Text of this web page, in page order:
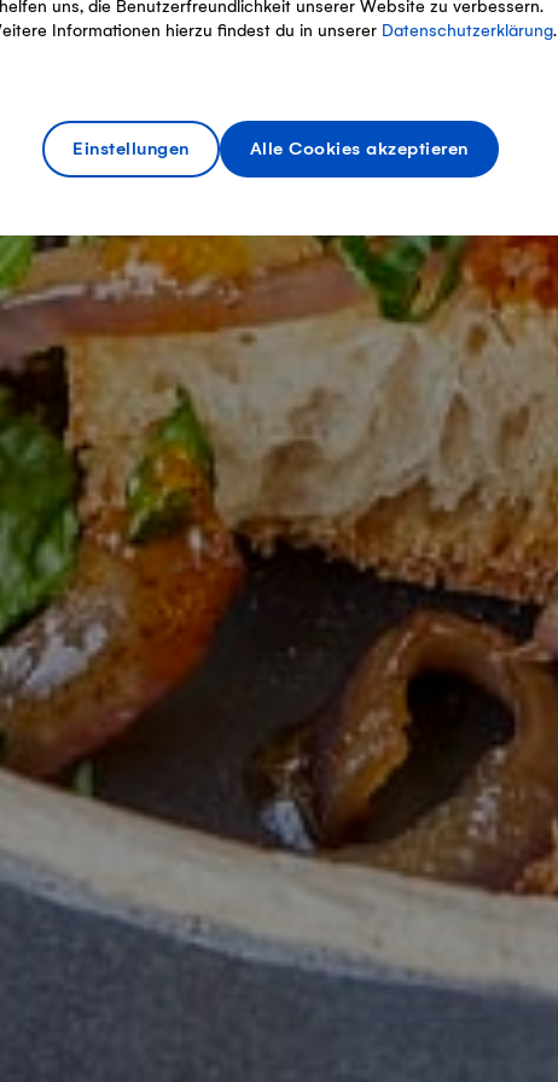
uns, die Benutzerfreundlichkeit unserer Website zu verbessern.
Informationen hierzu findest du in unserer Datenschutzerklärung.
Einstellungen Alle Cookies akzeptieren